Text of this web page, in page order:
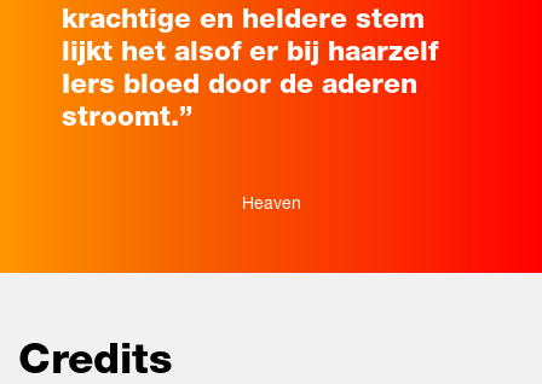
krachtige en heldere stem
lijkt het alsof er bij haarzelf
Iers bloed door de aderen
stroomt.”
Heaven
Credits